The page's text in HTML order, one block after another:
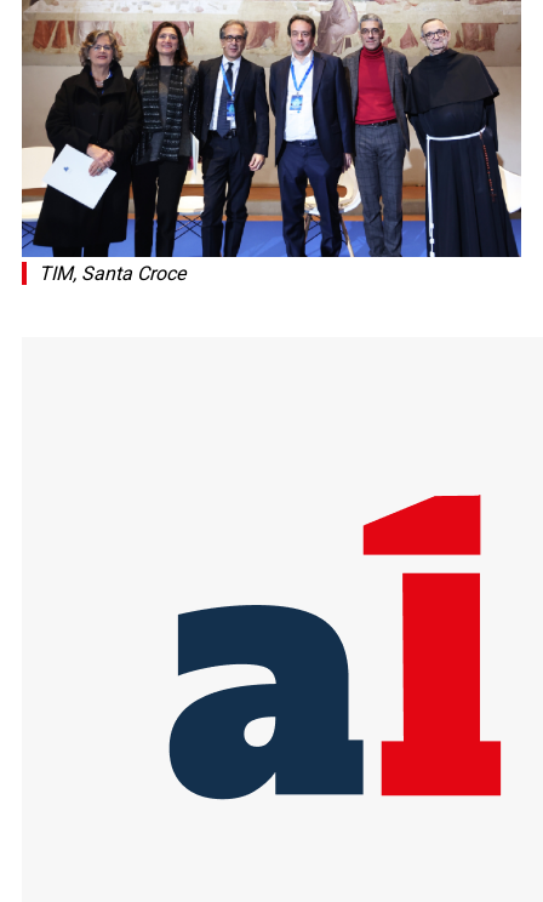
TIM, Santa Croce